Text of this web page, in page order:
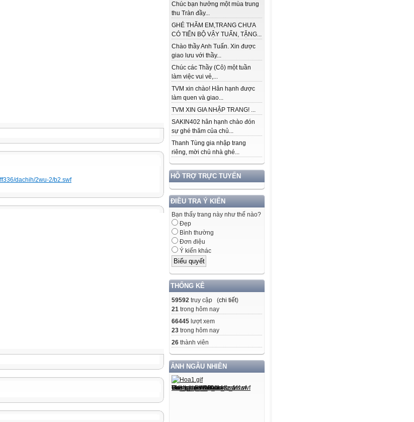
Chúc bạn hưởng một mùa trung
thu Tràn đầy...
GHÉ THĂM EM,TRANG CHƯA
CÓ TIẾN BỘ VẬY TUẤN, TẶNG...
Chào thầy Anh Tuấn. Xin được
giao lưu với thầy...
Chúc các Thầy (Cô) một tuần
làm việc vui vẻ,...
TVM xin chào! Hân hạnh được
làm quen và giao...
TVM XIN GIA NHẬP TRANG! ...
SAKIN402 hân hạnh chào đón
sự ghé thăm của chủ...
Thanh Tùng gia nhập trang
riêng, mời chủ nhà ghé...
HỖ TRỢ TRỰC TUYẾN
ĐIỀU TRA Ý KIẾN
Bạn thấy trang này như thế nào?
Đẹp
Bình thường
Đơn điệu
Ý kiến khác
THỐNG KÊ
59592 truy cập (chi tiết)
21 trong hôm nay
66445 lượt xem
23 trong hôm nay
26 thành viên
ẢNH NGẪU NHIÊN
dachih/2wu-2/b2.swf